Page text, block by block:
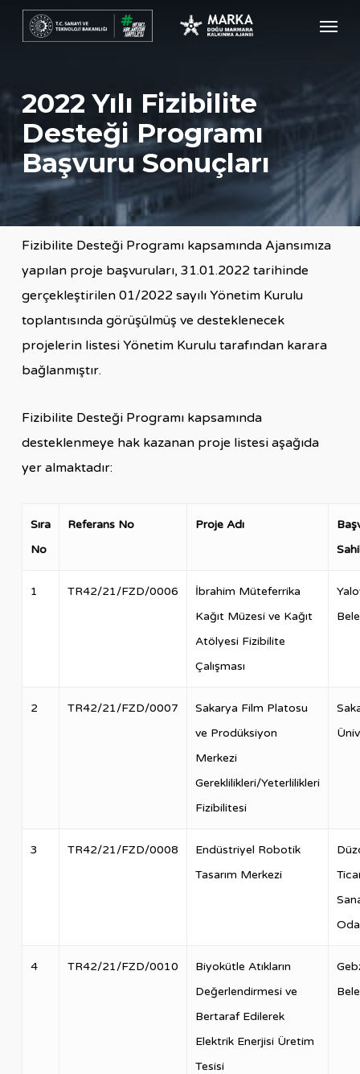
Skip
Menu
2022 Yılı Fizibilite
Desteği Programı
Başvuru Sonuçları
Fizibilite Desteği Programı kapsamında Ajansımıza
yapılan proje başvuruları, 31.01.2022 tarihinde
gerçekleştirilen 01/2022 sayılı Yönetim Kurulu
toplantısında görüşülmüş ve desteklenecek
projelerin listesi Yönetim Kurulu tarafından karara
bağlanmıştır.
Fizibilite Desteği Programı kapsamında
desteklenmeye hak kazanan proje listesi aşağıda
yer almaktadır:
Sıra
No
Referans No Proje Adı
1 TR42/21/FZD/0006
İbrahim Müteferrika
Kağıt Müzesi ve Kağıt
Atölyesi Fizibilite
Çalışması
2 TR42/21/FZD/0007
Sakarya Film Platosu
ve Prodüksiyon
Merkezi
Gereklilikleri/Yeterlilikleri
Fizibilitesi
3 TR42/21/FZD/0008
Endüstriyel Robotik
Tasarım Merkezi
4 TR42/21/FZD/0010
Biyokütle Atıkların
Değerlendirmesi ve
Bertaraf Edilerek
Elektrik Enerjisi Üretim
Tesisi